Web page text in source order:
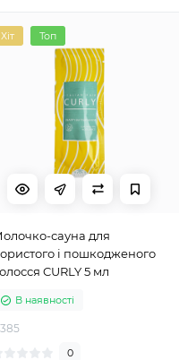
Хіт Топ
сауна для
і пошкодженого
CURLY 5 мл
В наявності
0